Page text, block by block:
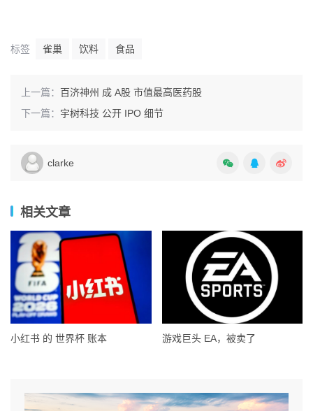
标签 雀巢 饮料 食品
上一篇： 百济神州 成 A股 市值最高医药股
下一篇： 宇树科技 公开 IPO 细节
clarke
相关文章
小红书 的 世界杯 账本 游戏巨头 EA，被卖了